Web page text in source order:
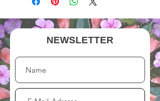
kannst du dir die Power Point
herunterladen.
NEWSLETTER